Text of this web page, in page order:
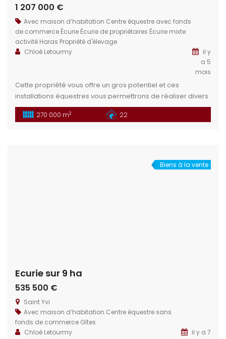
1 207 000 €
Avec maison d’habitation Centre équestre avec fonds
de commerce Écurie Écurie de propriétaires Écurie mixte
activité Haras Propriété d'élevage
Chloé Letourmy
il y
a 5
mois
Cette propriété vous offre un gros potentiel et ces
installations équestres vous permettrons de réaliser divers
projets : Club, écurie de propriétaire, pole concours …
Situation géographique : Idéalement situé dans le
270 000 m2 22
Biens à la vente
Ecurie sur 9 ha
535 500 €
Saint Yvi
Avec maison d’habitation Centre équestre sans
fonds de commerce Gîtes
Chloé Letourmy
il y a 7